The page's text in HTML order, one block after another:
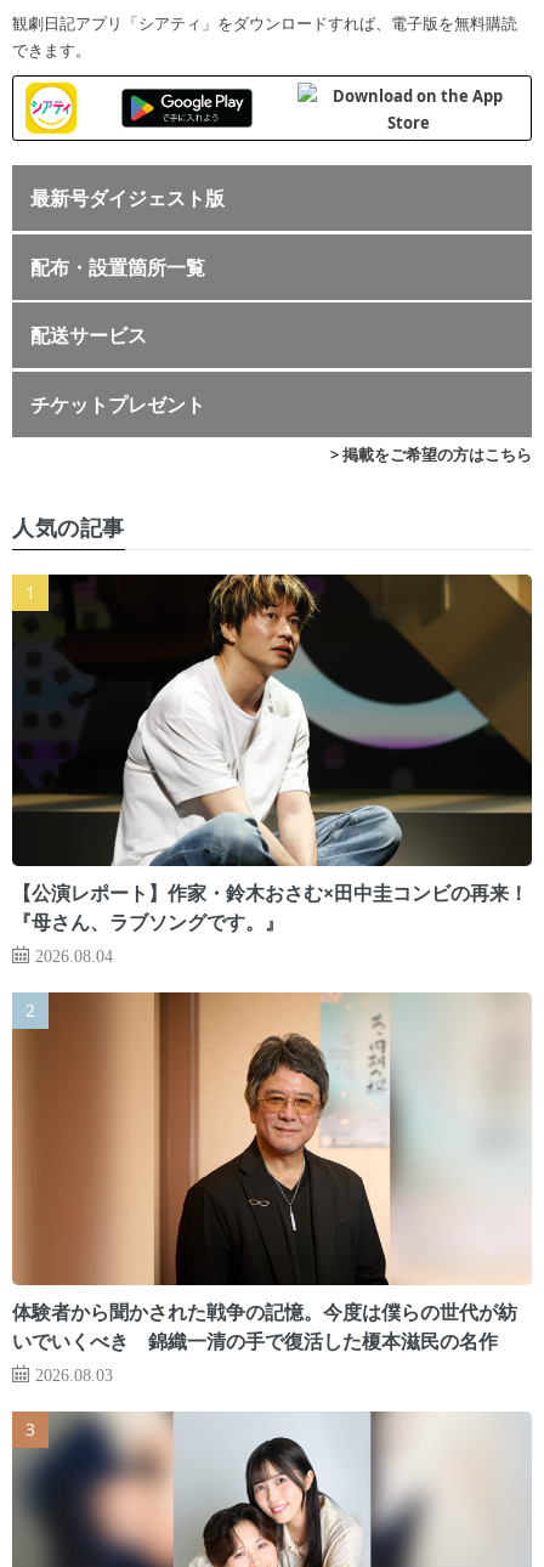
観劇日記アプリ「シアティ」をダウンロードすれば、電子版を無料購読
できます。
最新号ダイジェスト版
配布・設置箇所一覧
配送サービス
チケットプレゼント
> 掲載をご希望の方はこちら
人気の記事
【公演レポート】作家・鈴木おさむ×田中圭コンビの再来！
『母さん、ラブソングです。』
2026.08.04
体験者から聞かされた戦争の記憶。今度は僕らの世代が紡
いでいくべき 錦織一清の手で復活した榎本滋民の名作
2026.08.03